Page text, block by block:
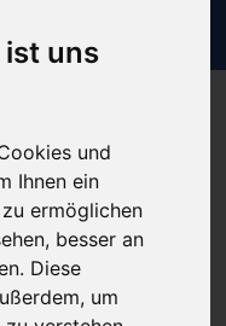
uns
und
Ihnen ein
ermöglichen
besser an
Diese
um
ab
€